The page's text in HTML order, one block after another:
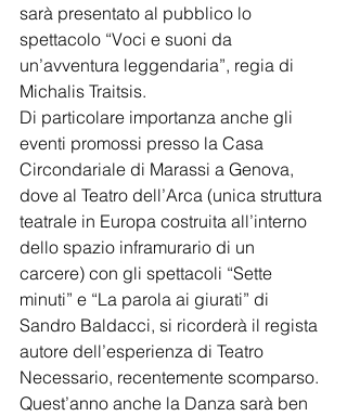
sarà presentato al pubblico lo
spettacolo “Voci e suoni da
un’avventura leggendaria”, regia di
Michalis Traitsis.
Di particolare importanza anche gli
eventi promossi presso la Casa
Circondariale di Marassi a Genova,
dove al Teatro dell’Arca (unica struttura
teatrale in Europa costruita all’interno
dello spazio inframurario di un
carcere) con gli spettacoli “Sette
minuti” e “La parola ai giurati” di
Sandro Baldacci, si ricorderà il regista
autore dell’esperienza di Teatro
Necessario, recentemente scomparso.
Quest’anno anche la Danza sarà ben